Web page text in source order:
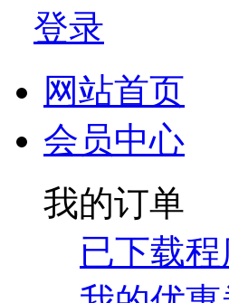
网站首页
会员中心
我的订单
已下载程